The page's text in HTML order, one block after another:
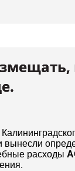
вынесли
расходы